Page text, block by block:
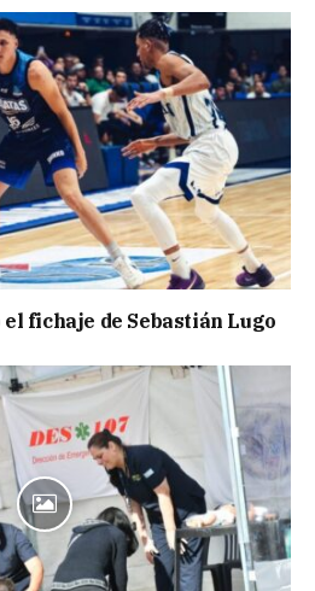
fichaje de Sebastián Lugo